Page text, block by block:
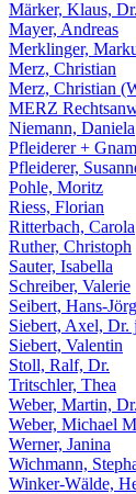
Märker, Klaus, Dr.
Mayer, Andreas
Merklinger,
Merz, Christian
Merz, Christian
MERZ
Niemann, Daniela
Pfleiderer +
Pfleiderer,
Pohle, Moritz
Riess, Florian
Ritterbach, Carola
Ruther, Christoph
Sauter, Isabella
Schreiber, Valerie
Seibert, Hans-Jörg
Siebert, Axel, Dr.
Siebert, Valentin
Stoll, Ralf, Dr.
Tritschler, Thea
Weber, Martin,
Weber, Michael
Werner, Janina
Wichmann,
Winker-Wälde,